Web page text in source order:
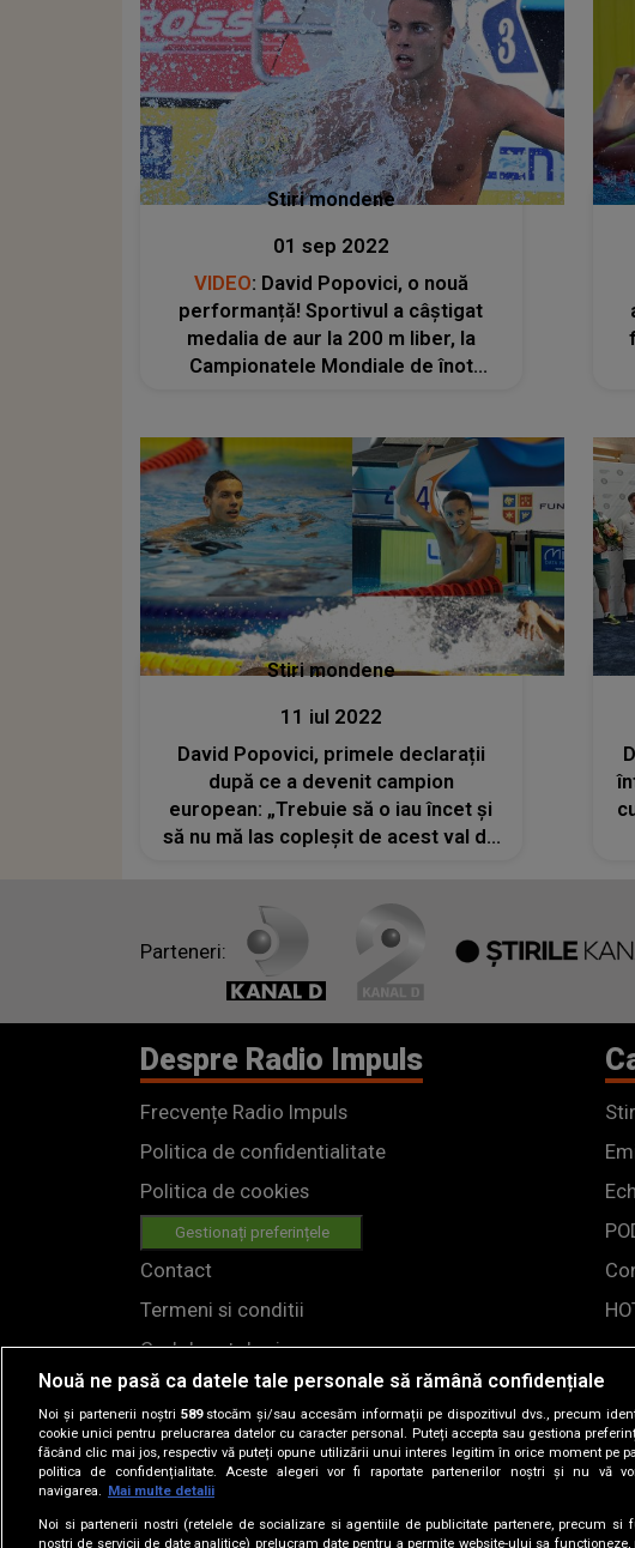
Stiri mondene
01 sep 2022
VIDEO: David Popovici, o nouă
performanță! Sportivul a câștigat
medalia de aur la 200 m liber, la
Campionatele Mondiale de înot
Stiri mondene
11 iul 2022
David Popovici, primele declarații
după ce a devenit campion
european: „Trebuie să o iau încet şi
să nu mă las copleşit de acest val de
Parteneri:
Despre Radio Impuls
Frecvențe Radio Impuls
Politica de confidentialitate
Politica de cookies
Gestionați preferințele
Contact
Termeni si conditii
Cod deontologic
Regulamente
Nouă ne pasă ca datele tale personale să rămână confidențiale
Noi și partenerii noștri 589stocăm și/sau accesăm informații pe dispozitivul dvs., precum
cookie unici pentru prelucrarea datelor cu caracter personal. Puteți accepta sau gestiona
făcând clic mai jos, respectiv vă puteți opune utilizării unui interes legitim în orice moment pe
politica de confidențialitate. Aceste alegeri vor fi raportate partenerilor noștri și nu vă
navigarea.
Mai multe detalii
Noi si partenerii nostri (retelele de socializare si agentiile de publicitate partenere, precum si
nostri de servicii de date analitice) prelucram date pentru a permite website-ului sa functioneze,